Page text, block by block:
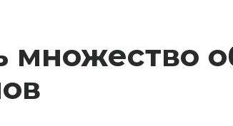
множество